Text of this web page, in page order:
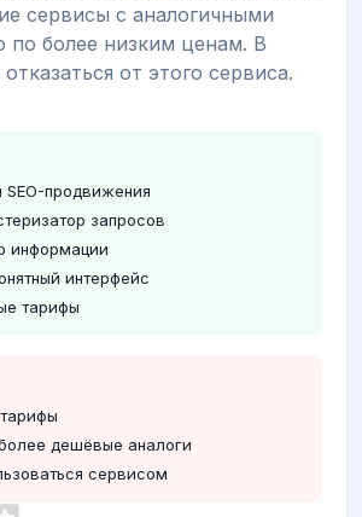
сервисы с аналогичными
по более низким ценам. В
от этого сервиса.
SEO-продвижения
запросов
информации
интерфейс
тарифы
дешёвые аналоги
сервисом